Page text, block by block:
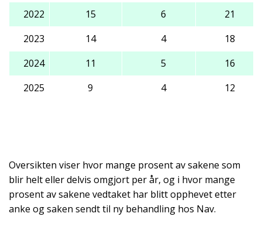
2022
15 6
21
2023
14 4
18
2024
11 5
16
2025
9 4 12
Oversikten viser hvor mange prosent av sakene som
blir helt eller delvis omgjort per år, og i hvor mange
prosent av sakene vedtaket har blitt opphevet etter
anke og saken sendt til ny behandling hos Nav.